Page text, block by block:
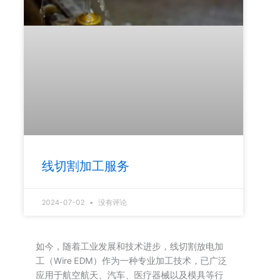
线切割加工服务
2024-07-02 没有评论
如今，随着工业发展和技术进步，线切割放电加
工（Wire EDM）作为一种专业加工技术，已广泛
应用于航空航天、汽车、医疗器械以及模具等行